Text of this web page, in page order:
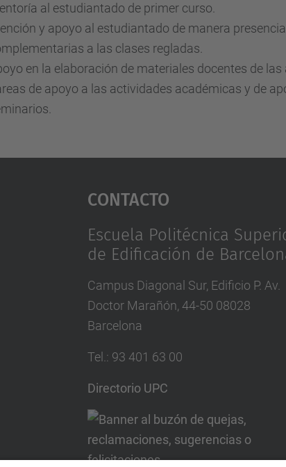
al estudiantado de primer curso.
y apoyo al estudiantado de manera
a las clases regladas.
en la elaboración de materiales docentes de las
de apoyo a las actividades académicas y de
Contacto
Escuela Politécnica
de Edificación de
Campus Diagonal Sur, Edificio P. Av.
Doctor Marañón, 44-50 08028
Barcelona
Tel. : 93 401 63 00
Directorio UPC